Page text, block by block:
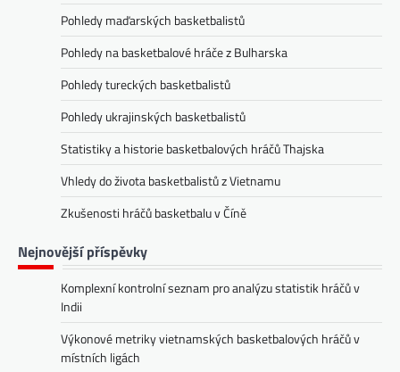
Pohledy maďarských basketbalistů
Pohledy na basketbalové hráče z Bulharska
Pohledy tureckých basketbalistů
Pohledy ukrajinských basketbalistů
Statistiky a historie basketbalových hráčů Thajska
Vhledy do života basketbalistů z Vietnamu
Zkušenosti hráčů basketbalu v Číně
Nejnovější příspěvky
Komplexní kontrolní seznam pro analýzu statistik hráčů v
Indii
Výkonové metriky vietnamských basketbalových hráčů v
místních ligách